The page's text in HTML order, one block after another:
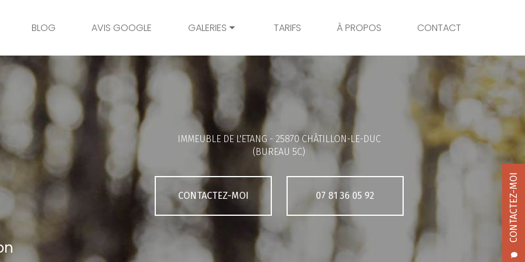
CONTACTEZ-MOI
BLOG AVIS GOOGLE GALERIES
Mariage
Grossesse
Bambins
Portrait
Galerie client
TARIFS À PROPOS CONTACT
IMMEUBLE DE L'ETANG - 25870 CHÂTILLON-LE-DUC
(BUREAU 5C)
CONTACTEZ-MOI 07 81 36 05 92